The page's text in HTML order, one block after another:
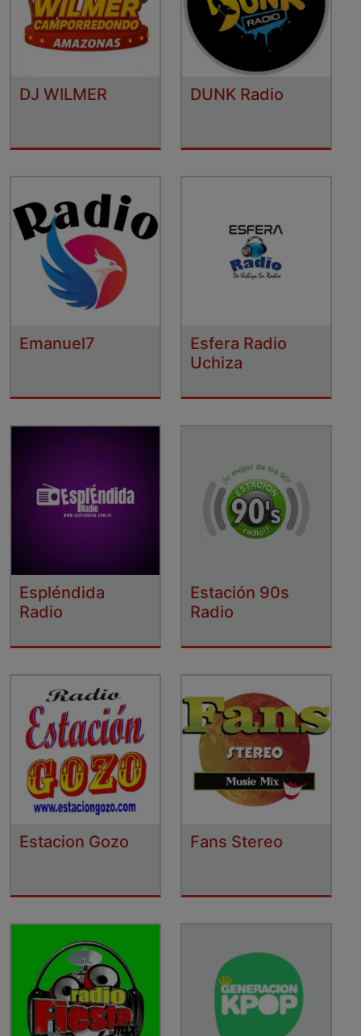
DJ WILMER DUNK Radio
Emanuel7
Esfera Radio
Uchiza
Espléndida
Radio
Estación 90s
Radio
Estacion Gozo Fans Stereo